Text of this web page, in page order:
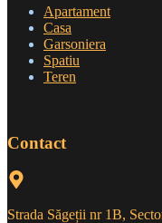
Apartament
Casa
Garsoniera
Spatiu
Teren
Contact
Strada Săgeții nr 1B,